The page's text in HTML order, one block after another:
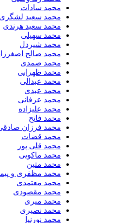
محمد سادات
محمد سعید لشگری
محمد سعید هرندی
محمد سهیلی
​محمد شیردل
محمد صالح
محمد صمدی
محمد ظهرابی
محمد عبدالی
محمد عبدی
محمد عرفانی
محمد علیزاده
محمد فاتح
محمد فرزان
محمد قضات
محمد قلی پور
محمد ماکویی
محمد متین
محمد مظفری و
محمد معتمدی
محمد مقصودی
محمد میری
محمد نصیری
محمد نورنیا